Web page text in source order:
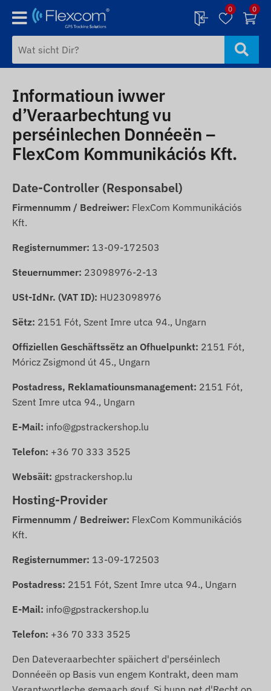
0 0
Informatioun iwwer
d’Veraarbechtung vu
perséinlechen Donnéeën –
FlexCom Kommunikációs Kft.
Date-Controller (Responsabel)
Firmennumm / Bedreiwer: FlexCom Kommunikációs
Kft.
Registernummer: 13-09-172503
Steuernummer: 23098976-2-13
USt-IdNr. (VAT ID): HU23098976
Sëtz: 2151 Fót, Szent Imre utca 94., Ungarn
Offiziellen Geschäftssëtz an Ofhuelpunkt: 2151 Fót,
Móricz Zsigmond út 45., Ungarn
Postadress, Reklamatiounsmanagement: 2151 Fót,
Szent Imre utca 94., Ungarn
E-Mail: info@gpstrackershop.lu
Telefon: +36 70 333 3525
Websäit: gpstrackershop.lu
Hosting-Provider
Firmennumm / Bedreiwer: FlexCom Kommunikációs
Kft.
Registernummer: 13-09-172503
Postadress: 2151 Fót, Szent Imre utca 94., Ungarn
E-Mail: info@gpstrackershop.lu
Telefon: +36 70 333 3525
Den Dateveraarbechter späichert d'perséinlech
Donnéeën op Basis vun engem Kontrakt, deen mam